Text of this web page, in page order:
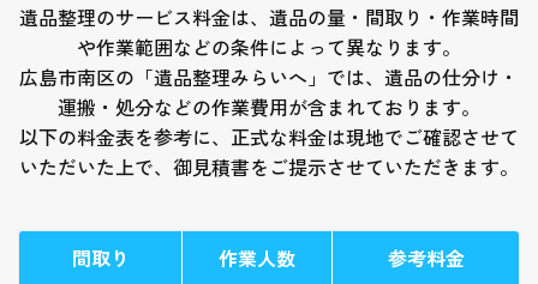
遺品整理のサービス料金は、遺品の量・間取り・作業時間
や作業範囲などの条件によって異なります。
広島市南区の「遺品整理みらいへ」では、遺品の仕分け・
運搬・処分などの作業費用が含まれております。
以下の料金表を参考に、正式な料金は現地でご確認させて
いただいた上で、御見積書をご提示させていただきます。
間取り 作業人数
参考料金